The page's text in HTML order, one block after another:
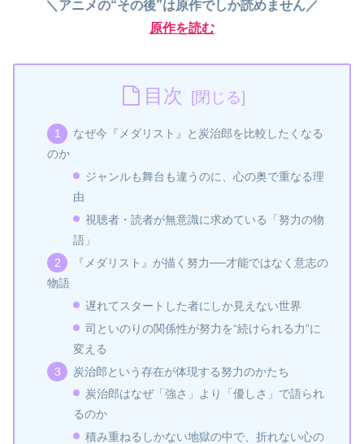
＼アニメの“その後”は原作でしか読めません／
原作を読む
目次
なぜ今『メダリスト』と炭治郎を比較したくなる
のか
ジャンルも舞台も違うのに、心の奥で重なる理
由
視聴者・読者が無意識に求めている「努力の物
語」
『メダリスト』が描く努力──才能ではなく意志の
物語
遅れてスタートした者にしか見えない世界
司といのりの関係性が努力を“続けられる力”に
変える
炭治郎という存在が体現する努力のかたち
炭治郎はなぜ「強さ」より「優しさ」で語られ
るのか
積み重ねるしかない地獄の中で、折れない心の